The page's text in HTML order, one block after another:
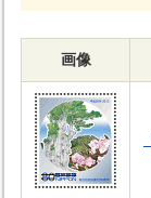
画像